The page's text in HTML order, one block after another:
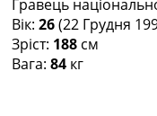
Таблиця
Таблиця
Всі таблиці
Рейтинги
Гравець
Вік: 26(22 Грудня
Зріст: 188 см
Вага: 84 кг